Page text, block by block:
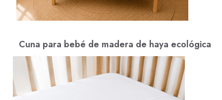
Cuna para bebé de madera de haya ecológica
Desde: 1.290,00€